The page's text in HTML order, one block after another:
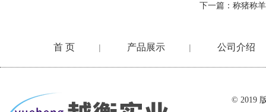
下一篇： 称猪称
首 页 | 产品展示 | 公司介绍
© 2019